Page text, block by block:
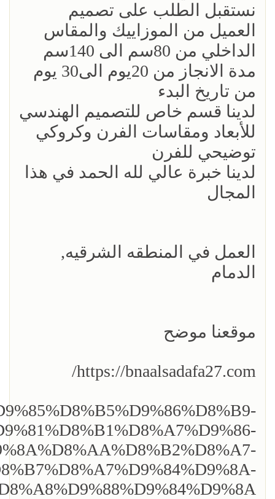
نستقبل الطلب على تصميم
العميل من الموزاييك والمقاس
الداخلي من 80سم الى 140سم
مدة الانجاز من 20يوم الى30 يوم
من تاريخ البدء
لدينا قسم خاص للتصميم الهندسي
للأبعاد ومقاسات الفرن وكروكي
توضيحي للفرن
لدينا خبرة عالي لله الحمد في هذا
المجال
العمل في المنطقه الشرقيه,
الدمام
موقعنا موضح
https://bnaalsadafa27.com/